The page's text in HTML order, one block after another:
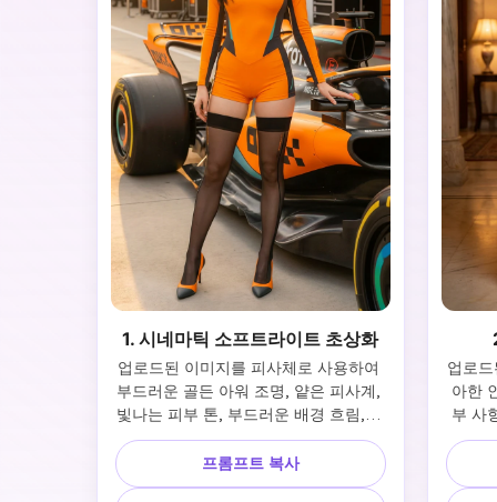
1. 시네마틱 소프트라이트 초상화
업로드된 이미지를 피사체로 사용하여
부드러운 골든 아워 조명, 얕은 피사계,
빛나는 피부 톤, 부드러운 배경 흐림, 초
사실적, 85mm 렌즈, 높은 디테일, 인스
타그램 미적
프롬프트 복사
업로
아한
부 사
왕궁